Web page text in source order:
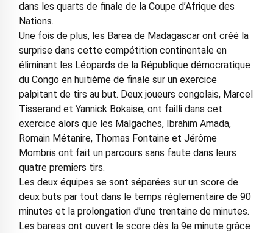
dans les quarts de finale de la Coupe d’Afrique des
Nations.
Une fois de plus, les Barea de Madagascar ont créé la
surprise dans cette compétition continentale en
éliminant les Léopards de la République démocratique
du Congo en huitième de finale sur un exercice
palpitant de tirs au but. Deux joueurs congolais, Marcel
Tisserand et Yannick Bokaise, ont failli dans cet
exercice alors que les Malgaches, Ibrahim Amada,
Romain Métanire, Thomas Fontaine et Jérôme
Mombris ont fait un parcours sans faute dans leurs
quatre premiers tirs.
Les deux équipes se sont séparées sur un score de
deux buts par tout dans le temps réglementaire de 90
minutes et la prolongation d’une trentaine de minutes.
Les bareas ont ouvert le score dès la 9e minute grâce